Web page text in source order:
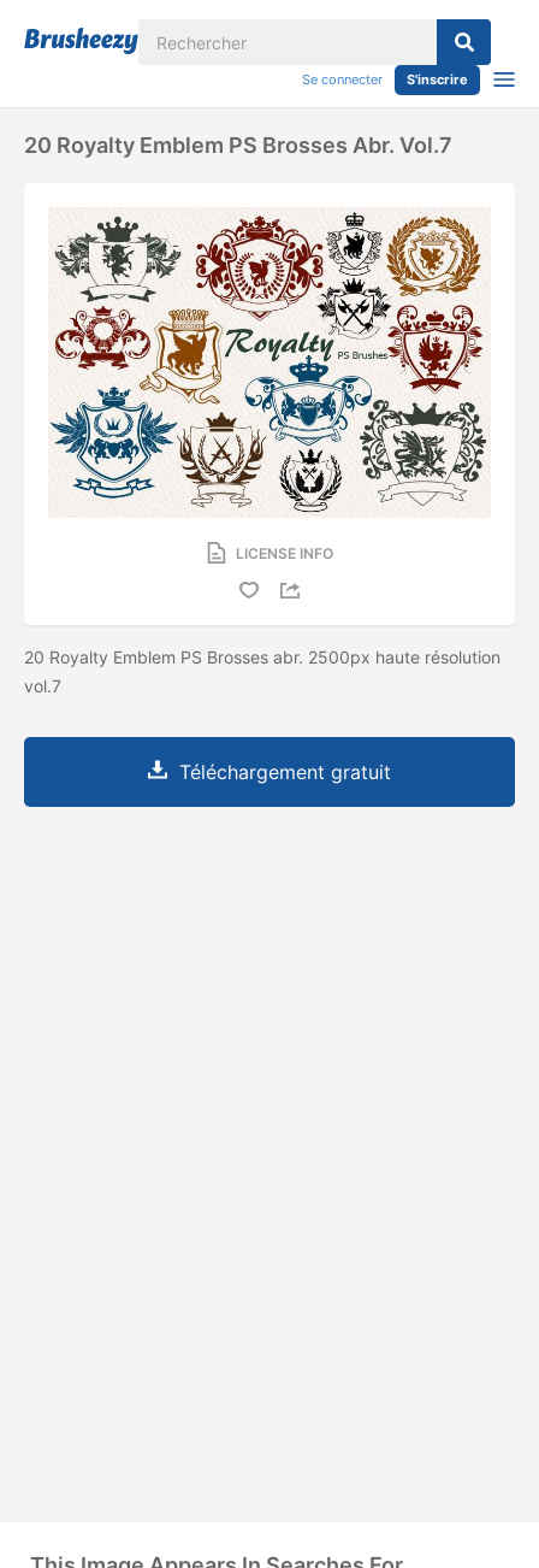
Se connecter S'inscrire
20 Royalty Emblem PS Brosses Abr. Vol.7
LICENSE INFO
20 Royalty Emblem PS Brosses abr. 2500px haute résolution
vol.7
Téléchargement gratuit